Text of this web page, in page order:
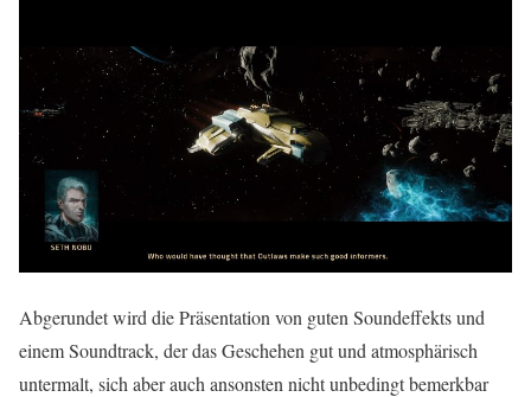
Abgerundet wird die Präsentation von guten Soundeffekts und
einem Soundtrack, der das Geschehen gut und atmosphärisch
untermalt, sich aber auch ansonsten nicht unbedingt bemerkbar